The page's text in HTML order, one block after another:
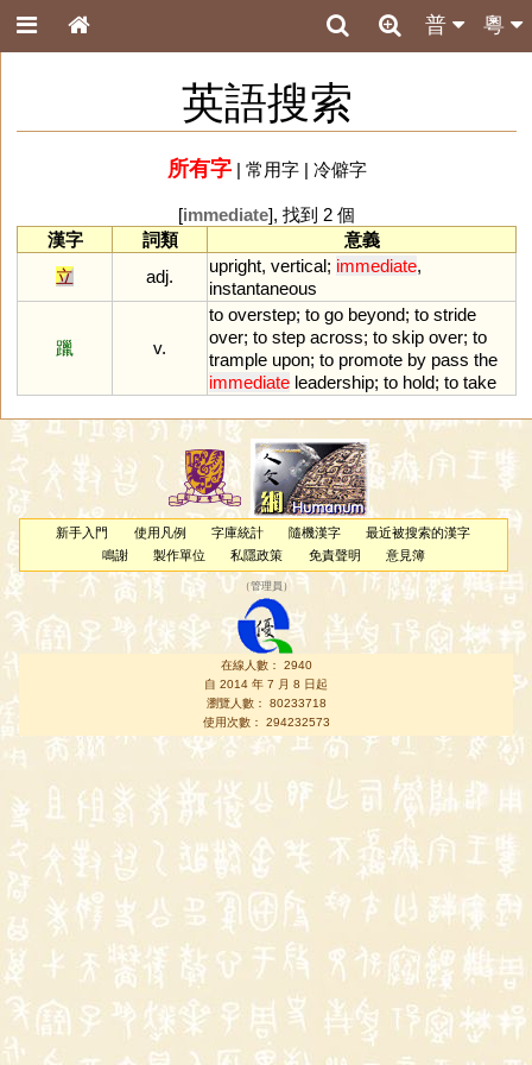
粵
普
英語搜索
所有字| 常用字| 冷僻字
[immediate], 找到 2 個
漢字
詞類
意義
立
adj.
upright, vertical; immediate,
instantaneous
躐 v.
to overstep; to go beyond; to stride
over; to step across; to skip over; to
trample upon; to promote by pass the
immediate leadership; to hold; to take
新手入門 使用凡例 字庫統計 隨機漢字
最近被搜索的漢字
鳴謝
製作單位 私隱政策 免責聲明 意見簿
（管理員 ）
在線人數： 2940
自 2014 年 7 月 8 日起
瀏覽人數： 80233718
使用次數： 294232573